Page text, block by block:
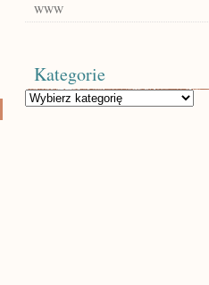
WWW
Kategorie
Kategorie